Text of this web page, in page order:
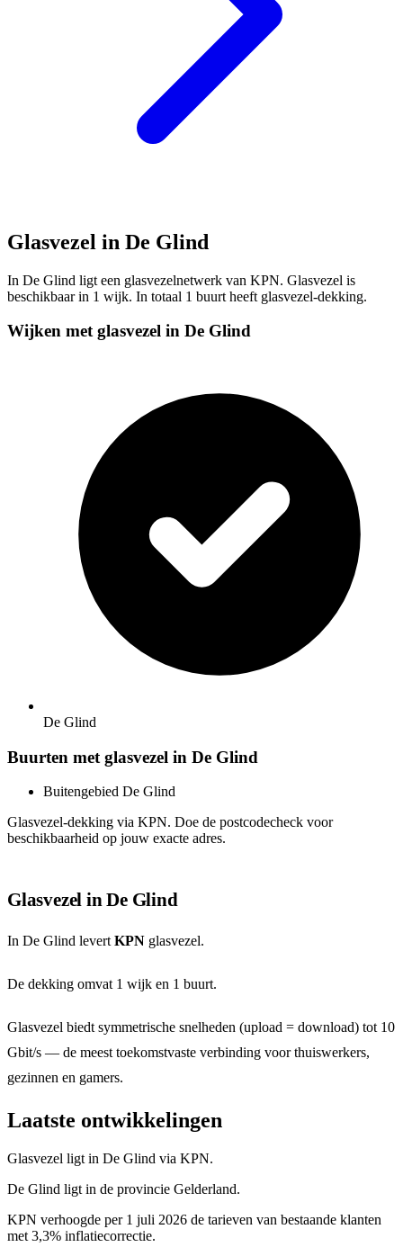
Glasvezel in De Glind
In De Glind ligt een glasvezelnetwerk van KPN. Glasvezel is
beschikbaar in 1 wijk. In totaal 1 buurt heeft glasvezel-dekking.
Wijken met glasvezel in De Glind
De Glind
Buurten met glasvezel in De Glind
Buitengebied De Glind
Glasvezel-dekking via KPN. Doe de postcodecheck voor
beschikbaarheid op jouw exacte adres.
Glasvezel in De Glind
In De Glind levert KPN glasvezel.
De dekking omvat 1 wijk en 1 buurt.
Glasvezel biedt symmetrische snelheden (upload = download) tot 10
Gbit/s — de meest toekomstvaste verbinding voor thuiswerkers,
gezinnen en gamers.
Laatste ontwikkelingen
Glasvezel ligt in De Glind via KPN.
De Glind ligt in de provincie Gelderland.
KPN verhoogde per 1 juli 2026 de tarieven van bestaande klanten
met 3,3% inflatiecorrectie.